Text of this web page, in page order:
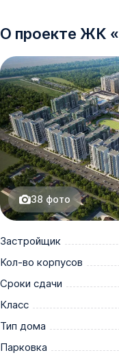
О проекте ЖК «
38 фото
Застройщик
Кол-во корпусов
Сроки сдачи
Класс
Тип дома
Парковка